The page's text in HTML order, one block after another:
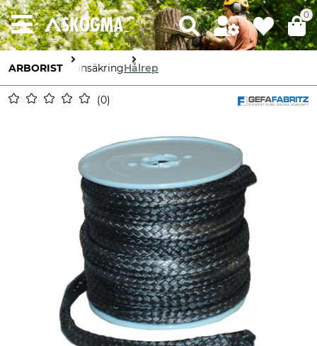
0
ARBORIST KronsäkringHålrep
0